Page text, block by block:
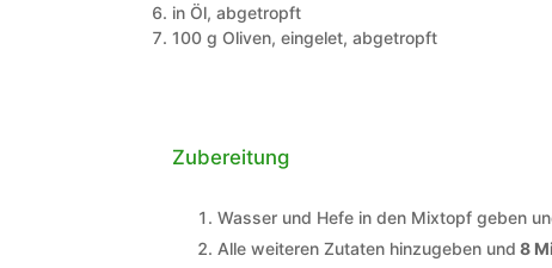
in Öl, abgetropft
100 g Oliven, eingelet, abgetropft
Zubereitung
Wasser und Hefe in den Mixtopf geben
Alle weiteren Zutaten hinzugeben und 8